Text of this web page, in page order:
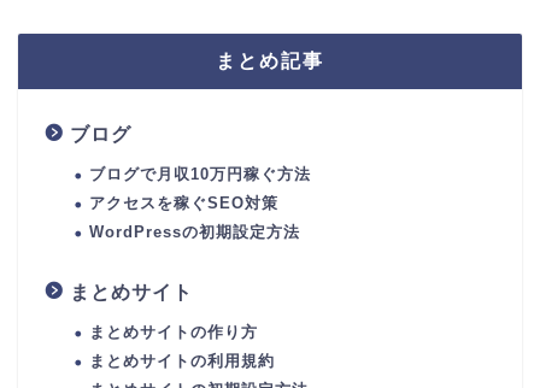
まとめ記事
ブログ
ブログで月収10万円稼ぐ方法
アクセスを稼ぐSEO対策
WordPressの初期設定方法
まとめサイト
まとめサイトの作り方
まとめサイトの利用規約